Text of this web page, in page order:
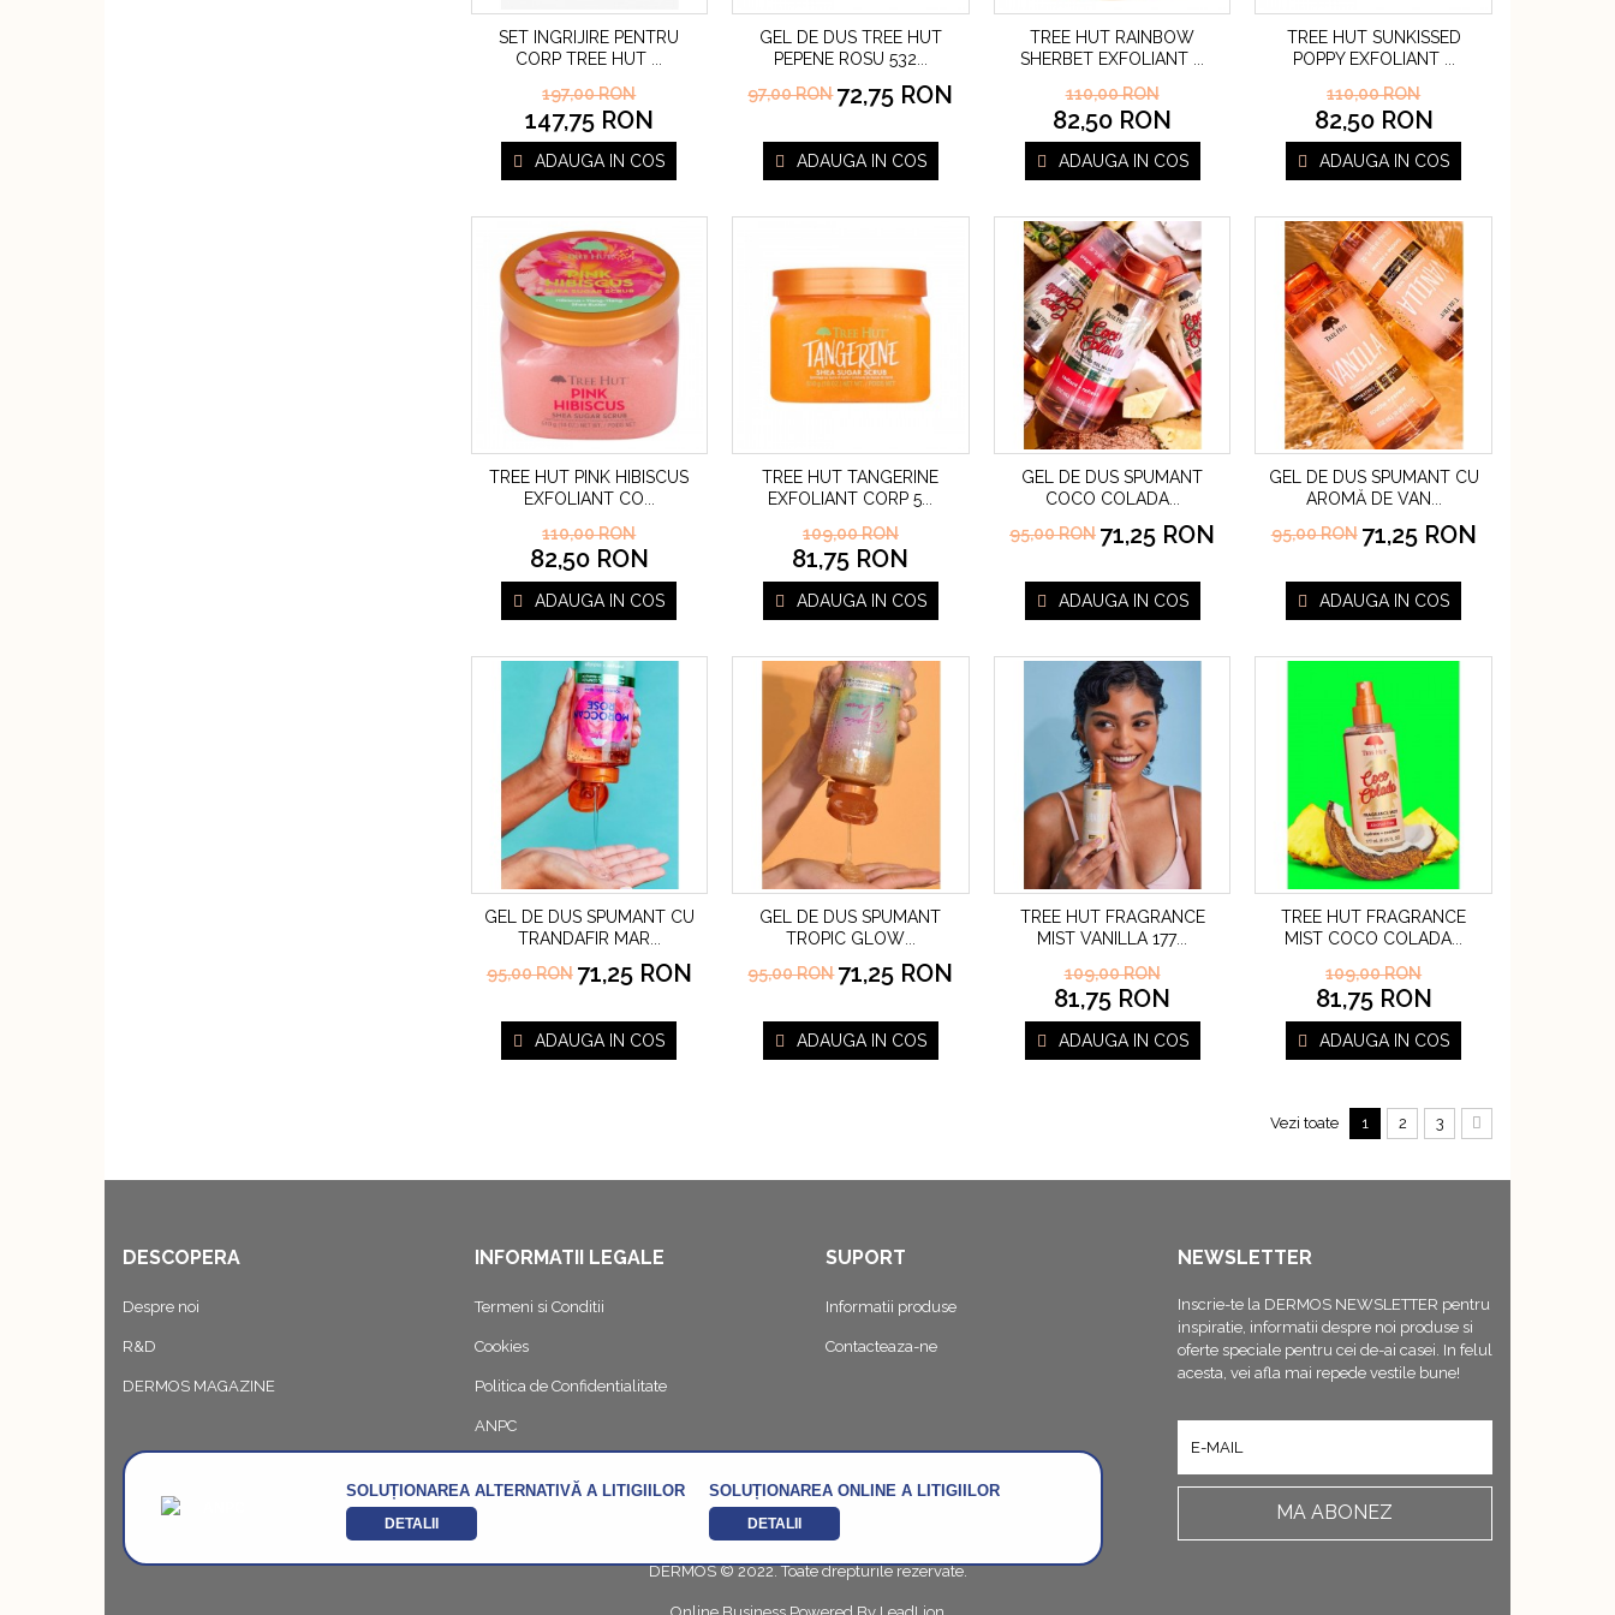
SET INGRIJIRE PENTRU
CORP TREE HUT ...
197,00 RON
147,75 RON
ADAUGA IN COS
GEL DE DUS TREE HUT
PEPENE ROSU 532...
97,00 RON 72,75 RON
ADAUGA IN COS
TREE HUT RAINBOW
SHERBET EXFOLIANT ...
110,00 RON
82,50 RON
ADAUGA IN COS
TREE HUT SUNKISSED
POPPY EXFOLIANT ...
110,00 RON
82,50 RON
ADAUGA IN COS
TREE HUT PINK HIBISCUS
EXFOLIANT CO...
110,00 RON
82,50 RON
ADAUGA IN COS
TREE HUT TANGERINE
EXFOLIANT CORP 5...
109,00 RON
81,75 RON
ADAUGA IN COS
GEL DE DUS SPUMANT
COCO COLADA...
95,00 RON 71,25 RON
ADAUGA IN COS
GEL DE DUS SPUMANT CU
AROMĂ DE VAN ...
95,00 RON 71,25 RON
ADAUGA IN COS
GEL DE DUS SPUMANT CU
TRANDAFIR MAR
95,00 RON 71,25 RON
ADAUGA IN COS
GEL DE DUS SPUMANT
TROPIC GLOW...
95,00 RON 71,25 RON
ADAUGA IN COS
TREE HUT FRAGRANCE
MIST VANILLA 177...
109,00 RON
81,75 RON
ADAUGA IN COS
TREE HUT FRAGRANCE
MIST COCO COLADA
109,00 RON
81,75 RON
ADAUGA IN COS
Vezi toate 1 2 3
DESCOPERA
Despre noi
R&D
DERMOS MAGAZINE
INFORMATII LEGALE
Termeni si Conditii
Cookies
Politica de Confidentialitate
ANPC
SUPORT
Informatii produse
Contacteaza-ne
NEWSLETTER
Inscrie-te la DERMOS NEWSLETTER pentru
inspiratie, informatii despre noi produse si
oferte speciale pentru cei de-ai casei. In felul
acesta, vei afla mai repede vestile bune!
MA ABONEZ
DERMOS © 2022. Toate drepturile rezervate.
SOLUȚIONAREA ALTERNATIVĂ A LITIGIILOR
DETALII
SOLUȚIONAREA ONLINE A LITIGIILOR
DETALII